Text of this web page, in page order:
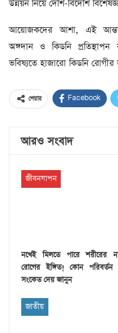
উন্নয়ন নিয়ে দেশি-বিদেশি
আয়োজকদের আশা, এই
অঙ্গদান ও কিডনি
ভবিষ্যতে হাজারো কিডনি রোগীর
শেয়ার Facebook
আরও সংবাদ
জীবনযাপন
নখেই মিলতে পারে শরীরের
রোগের ইঙ্গিত! কোন পরিবর্তন
সংকেত দেয় জানুন
জাতীয়